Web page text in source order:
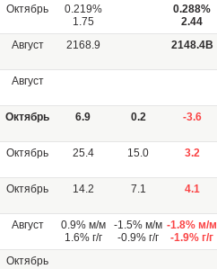
Октябрь
0.219%
1.75
0.288%
2.44
Август 2168.9 2148.4B
Август
Октябрь 6.9 0.2 -3.6
Октябрь 25.4 15.0 3.2
Октябрь 14.2 7.1 4.1
Август
0.9% м/м
1.6% г/г
-1.5% м/м
-0.9% г/г
-1.8% м/м
-1.9% г/г
Октябрь